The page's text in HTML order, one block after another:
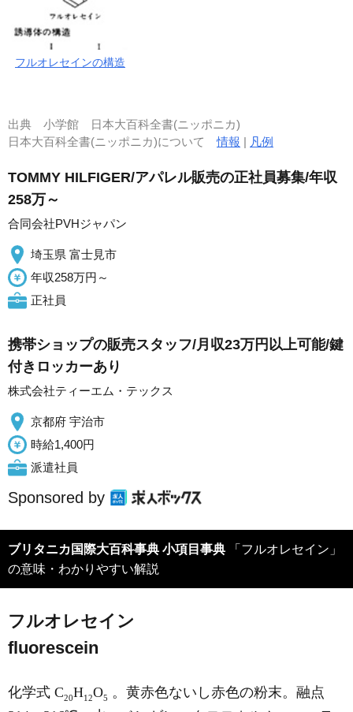
フルオレセインの構造
出典 小学館 日本大百科全書(ニッポニカ)
日本大百科全書(ニッポニカ)について情報 | 凡例
TOMMY HILFIGER/アパレル販売の正社員募集/年収
258万～
合同会社PVHジャパン
埼玉県 富士見市
年収258万円～
正社員
携帯ショップの販売スタッフ/月収23万円以上可能/鍵
付きロッカーあり
株式会社ティーエム・テックス
京都府 宇治市
時給1,400円
派遣社員
Sponsored by
ブリタニカ国際大百科事典 小項目事典 「フルオレセイン」
の意味・わかりやすい解説
フルオレセイン
fluorescein
化学式 C20H12O5 。黄赤色ないし赤色の粉末。融点